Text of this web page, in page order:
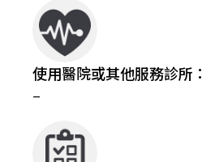
使用醫院或其他服務診所：
–